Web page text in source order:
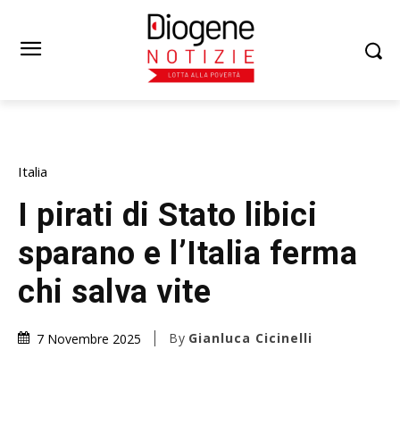
Italia
I pirati di Stato libici
sparano e l’Italia ferma
chi salva vite
7 Novembre 2025 By Gianluca Cicinelli